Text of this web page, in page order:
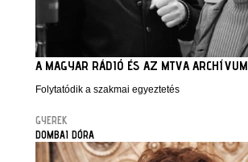
A MAGYAR RÁDIÓ ÉS AZ MTVA ARCHÍVUM
Folytatódik a szakmai egyeztetés
GYEREK
DOMBAI DÓRA